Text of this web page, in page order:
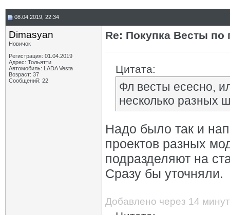
08.04.2019, 22:34
Dimasyan
Новичок
Регистрация: 01.04.2019
Адрес: Тольятти
Автомобиль: LADA Vesta
Возраст: 37
Сообщений: 22
Re: Покупка Весты по
Цитата:
Фл весты есесно,
несколько разных
Надо было так и
проектов разных
подразделяют на
Сразу бы уточняли.
Добавлено через 14 минут